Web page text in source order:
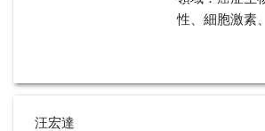
性、細胞激素
汪宏達